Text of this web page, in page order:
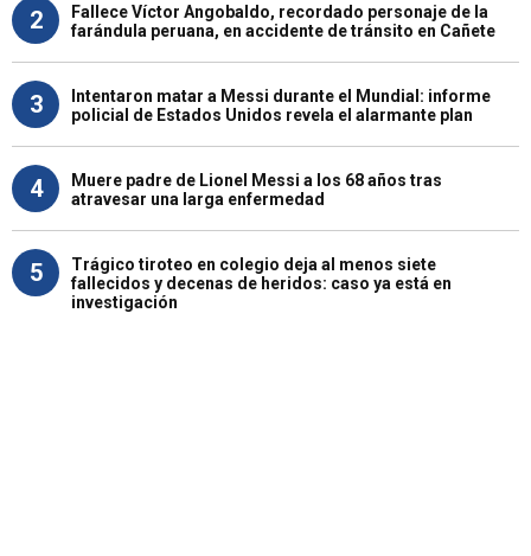
2
Fallece Víctor Angobaldo, recordado personaje de la
farándula peruana, en accidente de tránsito en Cañete
3
Intentaron matar a Messi durante el Mundial: informe
policial de Estados Unidos revela el alarmante plan
4
Muere padre de Lionel Messi a los 68 años tras
atravesar una larga enfermedad
5
Trágico tiroteo en colegio deja al menos siete
fallecidos y decenas de heridos: caso ya está en
investigación